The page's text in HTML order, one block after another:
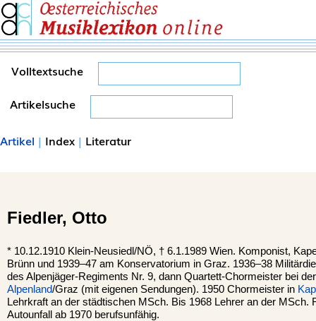
Volltextsuche
Artikelsuche
Artikel | Index | Literatur
Fiedler, Otto
* 10.12.1910 Klein-Neusiedl/NÖ, † 6.1.1989 Wien. Komponist,
Brünn und 1939–47 am Konservatorium in Graz. 1936–38
des Alpenjäger-Regiments Nr. 9, dann Quartett-Chormeister bei
Alpenland/Graz (mit eigenen Sendungen). 1950 Chormeister in
Lehrkraft an der städtischen MSch. Bis 1968 Lehrer an der MSch.
Autounfall ab 1970 berufsunfähig.